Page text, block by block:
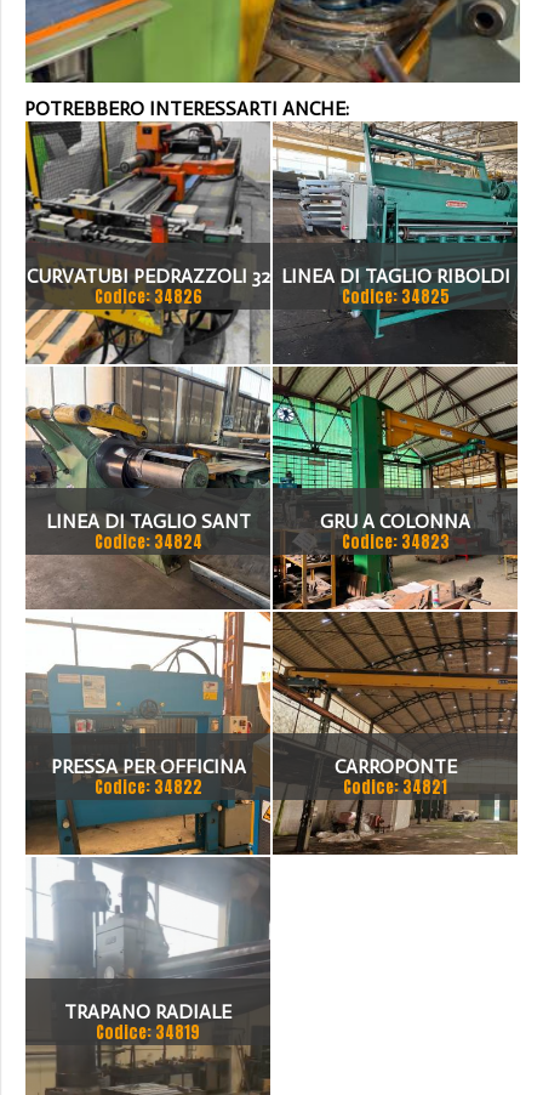
POTREBBERO INTERESSARTI ANCHE:
CURVATUBI PEDRAZZOLI 32
- 3 ASSI CNC
Codice: 34826
LINEA DI TAGLIO RIBOLDI
1500 X 2MM
Codice: 34825
LINEA DI TAGLIO SANT
1500 X 3 MM
Codice: 34824
GRU A COLONNA
PUPPINATO 1 TON
Codice: 34823
PRESSA PER OFFICINA
SICMI 100 TON
Codice: 34822
CARROPONTE
MONOTRAVE DEMAG 5
TON SCARTAMENTO 16190
Codice: 34821
TRAPANO RADIALE
SBRACCIO 3000 MM. FORO
Codice: 34819